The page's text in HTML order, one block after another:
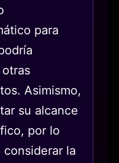
para
Asimismo,
su alcance
por lo
la